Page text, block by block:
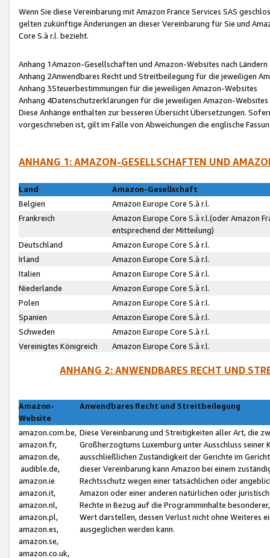
Wenn Sie diese Vereinbarung mit Amazon France Services SAS
gelten zukünftige Änderungen an dieser Vereinbarung für Sie und
Core S.à r.l. bezieht.
Anhang 1Amazon-Gesellschaften und Amazon-Websites nach Ländern
Anhang 2Anwendbares Recht und Streitbeilegung für die jeweiligen
Anhang 3Steuerbestimmungen für die jeweiligen Amazon-Websites
Anhang 4Datenschutzerklärungen für die jeweiligen Amazon-Websites
Diese Anhänge enthalten zur besseren Übersicht Übersetzungen.
vorgeschrieben ist, gilt im Falle von Abweichungen die englische
ANHANG 1: AMAZON-GESELLSCHAFTEN UND
Land
Amazon-Gesellschaft
Belgien
Amazon Europe Core S.à r.l.
Frankreich
Amazon Europe Core S.à r.l.(oder Amazon
entsprechend der Mitteilung)
Deutschland
Amazon Europe Core S.à r.l.
Irland
Amazon Europe Core S.à r.l.
Italien
Amazon Europe Core S.à r.l.
Niederlande
Amazon Europe Core S.à r.l.
Polen
Amazon Europe Core S.à r.l.
Spanien
Amazon Europe Core S.à r.l.
Schweden
Amazon Europe Core S.à r.l.
Vereinigtes Königreich
Amazon Europe Core S.à r.l.
ANHANG 2: ANWENDBARES RECHT UND
Amazon-
Website
Anwendbares Recht und Streitbeilegung
amazon.com.be,
amazon.fr,
amazon.de,
audible.de,
amazon.ie
amazon.it,
amazon.nl,
amazon.pl,
amazon.es,
amazon.se,
amazon.co.uk,
Diese Vereinbarung und Streitigkeiten aller Art, die
Großherzogtums Luxemburg unter Ausschluss
ausschließlichen Zuständigkeit der Gerichte im
dieser Vereinbarung kann Amazon bei einem
Rechtsschutz wegen einer tatsächlichen oder
Amazon oder einer anderen natürlichen oder
Rechte in Bezug auf die Programminhalte
Wert darstellen, dessen Verlust nicht ohne Weiteres
ausgeglichen werden kann.